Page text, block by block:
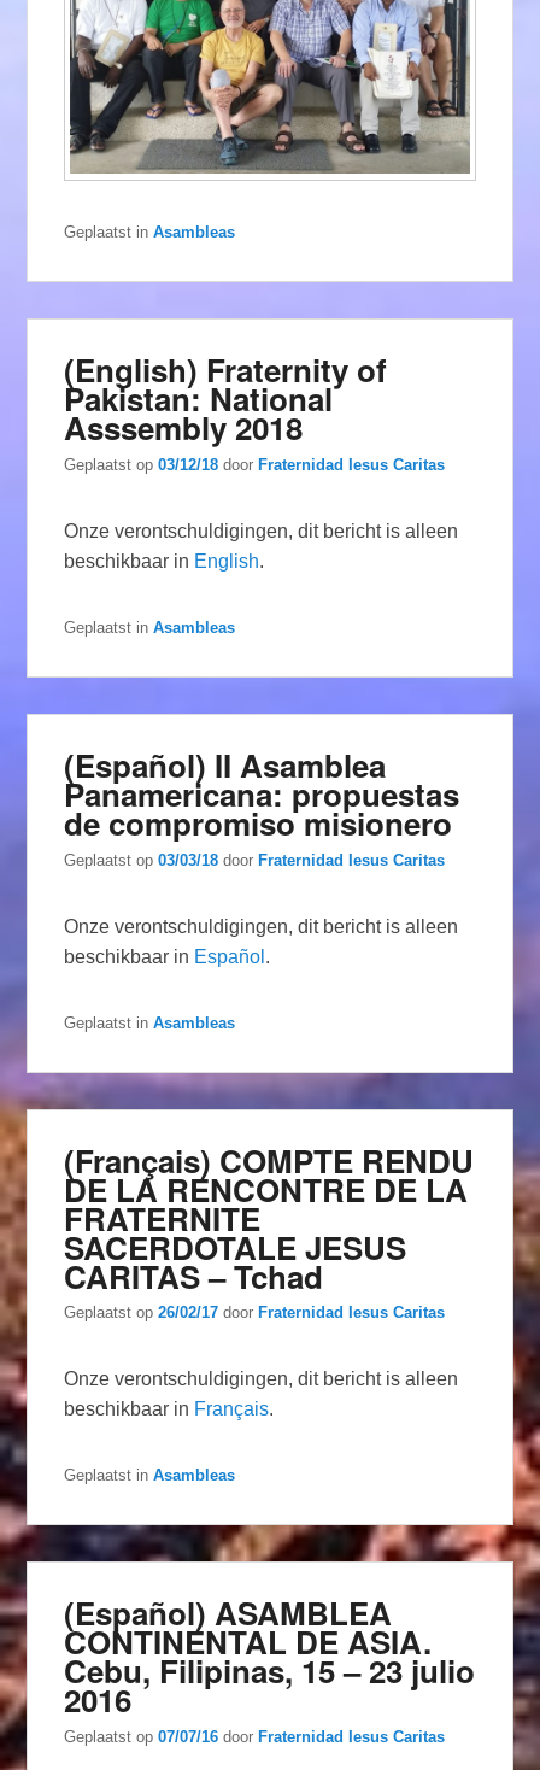
Geplaatst in Asambleas
(English) Fraternity of
Pakistan: National
Asssembly 2018
Geplaatst op03/12/18 door Fraternidad Iesus Caritas
Onze verontschuldigingen, dit bericht is alleen
beschikbaar in English.
Geplaatst in Asambleas
(Español) II Asamblea
Panamericana: propuestas
de compromiso misionero
Geplaatst op03/03/18 doorFraternidad Iesus Caritas
Onze verontschuldigingen, dit bericht is alleen
beschikbaar in Español .
Geplaatst in Asambleas
(Français) COMPTE RENDU
DE LA RENCONTRE DE LA
FRATERNITE
SACERDOTALE JESUS
CARITAS – Tchad
Geplaatst op26/02/17 door Fraternidad Iesus Caritas
Onze verontschuldigingen, dit bericht is alleen
beschikbaar in Français.
Geplaatst in Asambleas
(Español) ASAMBLEA
CONTINENTAL DE ASIA.
Cebu, Filipinas, 15 – 23 julio
2016
Geplaatst op07/07/16 door Fraternidad Iesus Caritas